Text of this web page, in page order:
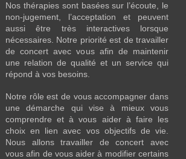
Nos thérapies sont basées sur l’écoute, le
non-jugement, l’acceptation et peuvent
aussi être très interactives lorsque
nécessaires. Notre priorité est de travailler
de concert avec vous afin de maintenir
une relation de qualité et un service qui
répond à vos besoins.
Notre rôle est de vous accompagner dans
une démarche qui vise à mieux vous
comprendre et à vous aider à faire les
choix en lien avec vos objectifs de vie.
Nous allons travailler de concert avec
vous afin de vous aider à modifier certains